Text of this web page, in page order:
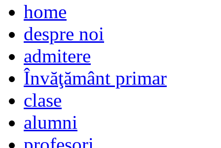
home
despre noi
admitere
Învăţământ primar
clase
alumni